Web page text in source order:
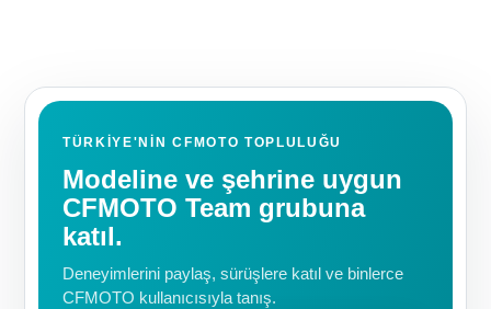
TÜRKIYE'NIN CFMOTO TOPLULUĞU
Modeline ve şehrine uygun
CFMOTO Team grubuna
katıl.
Deneyimlerini paylaş, sürüşlere katıl ve binlerce
CFMOTO kullanıcısıyla tanış.